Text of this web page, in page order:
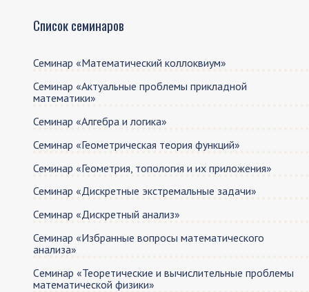
Список семинаров
Семинар «Математический коллоквиум»
Семинар «Актуальные проблемы прикладной
математики»
Семинар «Алгебра и логика»
Семинар «Геометрическая теория функций»
Семинар «Геометрия, топология и их приложения»
Семинар «Дискретные экстремальные задачи»
Семинар «Дискретный анализ»
Семинар «Избранные вопросы математического
анализа»
Cеминар «Теоретические и вычислительные проблемы
математической физики»